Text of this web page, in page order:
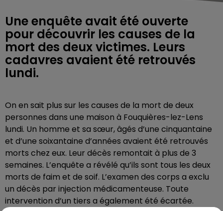
Une enquête avait été ouverte
pour découvrir les causes de la
mort des deux victimes. Leurs
cadavres avaient été retrouvés
lundi.
On en sait plus sur les causes de la mort de deux
personnes dans une maison à Fouquières-lez-Lens
lundi. Un homme et sa sœur, âgés d’une cinquantaine
et d’une soixantaine d’années avaient été retrouvés
morts chez eux. Leur décès remontait à plus de 3
semaines. L’enquête a révélé qu’ils sont tous les deux
morts de faim et de soif. L’examen des corps a exclu
un décès par injection médicamenteuse. Toute
intervention d’un tiers a également été écartée.